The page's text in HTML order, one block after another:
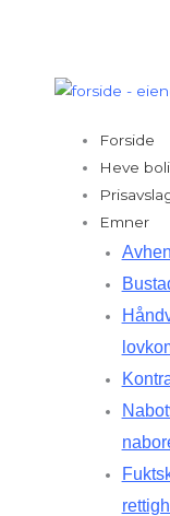
innholdet
Forside
Heve
Emner